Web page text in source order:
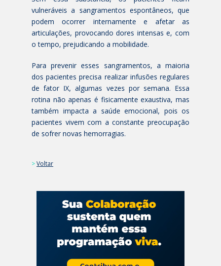
vulneráveis a sangramentos espontâneos, que
podem ocorrer internamente e afetar as
articulações, provocando dores intensas e, com
o tempo, prejudicando a mobilidade.
Para prevenir esses sangramentos, a maioria
dos pacientes precisa realizar infusões regulares
de fator IX, algumas vezes por semana. Essa
rotina não apenas é fisicamente exaustiva, mas
também impacta a saúde emocional, pois os
pacientes vivem com a constante preocupação
de sofrer novas hemorragias.
>Voltar